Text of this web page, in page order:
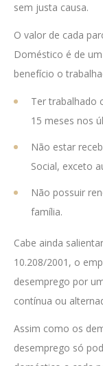
sem justa causa.
O valor de cada
Doméstico é de
benefício o
Ter trabalhado
15 meses nos
Não estar
Social, exceto
Não possuir
família.
Cabe ainda
10.208/2001, o
desemprego por
contínua ou
Assim como os
desemprego só